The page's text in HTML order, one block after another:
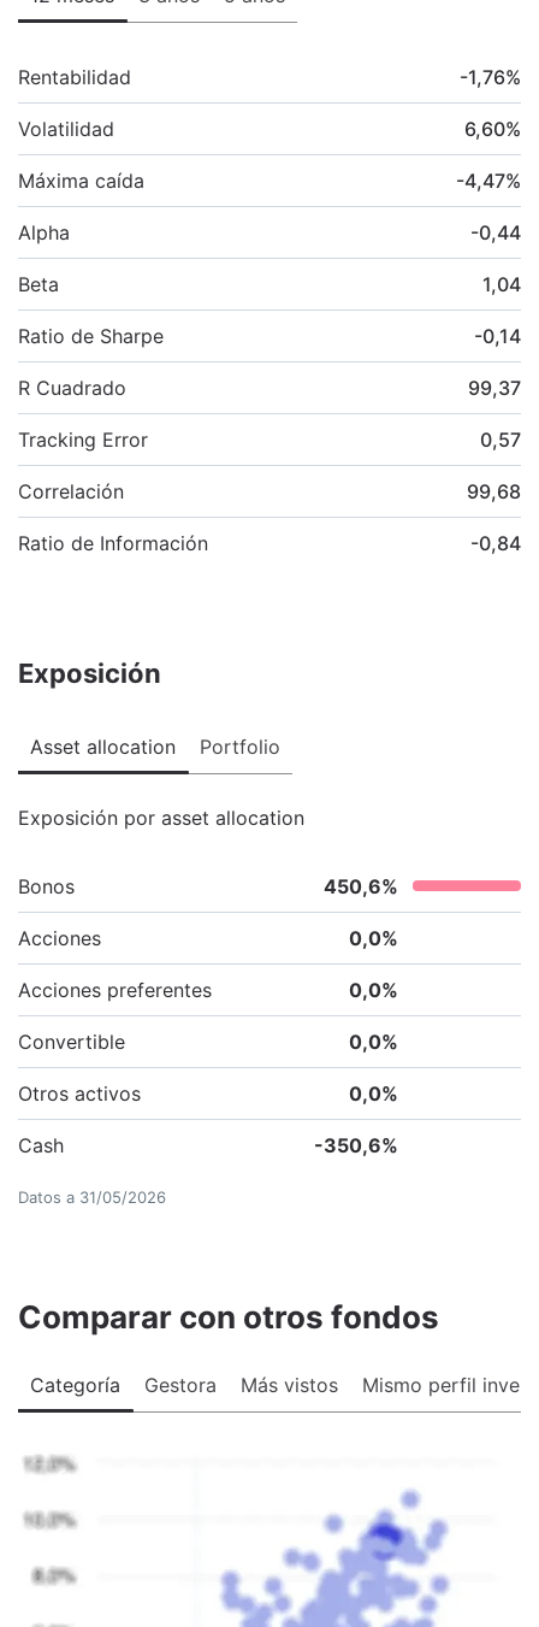
Rentabilidad -1,76%
Volatilidad 6,60%
Máxima caída -4,47%
Alpha -0,44
Beta 1,04
Ratio de Sharpe -0,14
R Cuadrado 99,37
Tracking Error 0,57
Correlación 99,68
Ratio de Información -0,84
Exposición
Asset allocation Portfolio
Exposición por asset allocation
Bonos 450,6%
Acciones 0,0%
Acciones preferentes 0,0%
Convertible 0,0%
Otros activos 0,0%
Cash -350,6%
Datos a 31/05/2026
Comparar con otros fondos
Categoría Gestora Más vistos Mismo perfil